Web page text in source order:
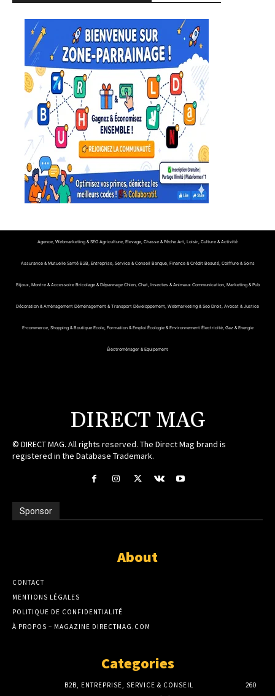
Agence, Webmarketing & SEO Agriculture, Elevage, Chasse & Pêche Art, Loisir, Culture & Activité
Assurance & Mutuelle Santé B2B, Entreprise, Service & Conseil Banque, Finance & Crédit Beauté, Coiffure & Soins
Bijoux, Montre & Accessoire Bricolage & Dépannage Chien, Chat, Insectes & Animaux Communication, Marketing & Pub
Décoration & Aménagement Déménagement & Transport Développement, Webmarketing & Seo Droit, Avocat & Justice
E-commerce, Shopping & Boutique Ecole, Formation & Emploi Écologie & Environnement Électricité, Gaz & Energie
Électroménager & Equipement
DIRECT MAG
© DIRECT MAG. All rights reserved. The Direct Mag brand is
registered in the Database Trademark.
Sponsor
About
CONTACT
MENTIONS LÉGALES
POLITIQUE DE CONFIDENTIALITÉ
À PROPOS – MAGAZINE DIRECTMAG.COM
Categories
B2B, ENTREPRISE, SERVICE & CONSEIL
260